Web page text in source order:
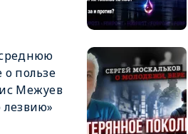
пользе
Межуев